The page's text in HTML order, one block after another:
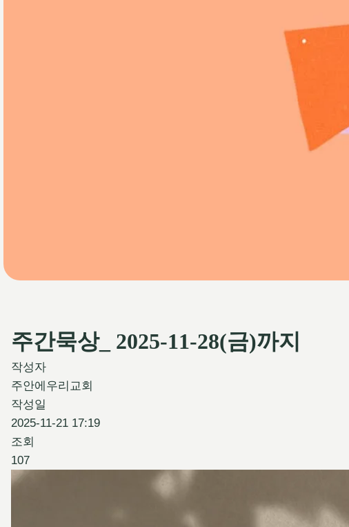
주간묵상_ 2025-11-28(금)까지
작성자
주안에우리교회
작성일
2025-11-21 17:19
조회
107